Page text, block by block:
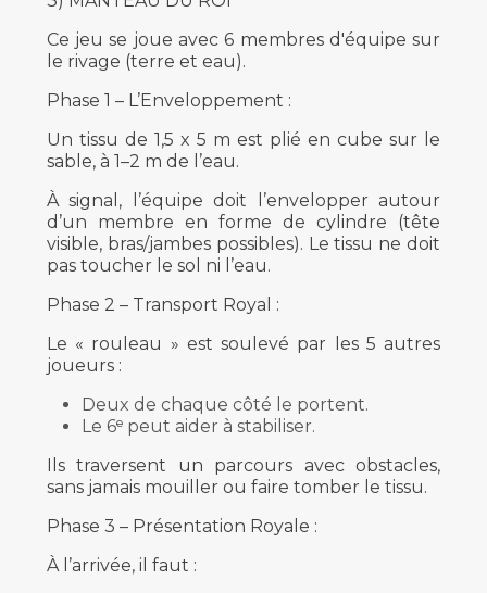
Ce jeu se joue avec 6 membres d'équipe sur
le rivage (terre et eau).
Phase 1 – L’Enveloppement :
Un tissu de 1,5 x 5 m est plié en cube sur le
sable, à 1–2 m de l’eau.
À signal, l’équipe doit l’envelopper autour
d’un membre en forme de cylindre (tête
visible, bras/jambes possibles). Le tissu ne doit
pas toucher le sol ni l’eau.
Phase 2 – Transport Royal :
Le « rouleau » est soulevé par les 5 autres
joueurs :
Deux de chaque côté le portent.
Le 6ᵉ peut aider à stabiliser.
Ils traversent un parcours avec obstacles,
sans jamais mouiller ou faire tomber le tissu.
Phase 3 – Présentation Royale :
À l’arrivée, il faut :